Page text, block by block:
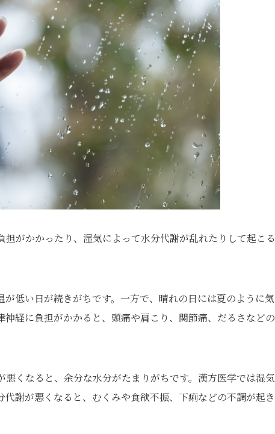
がかかったり、湿気によって水分代謝が乱れたりして起こる
低い日が続きがちです。一方で、晴れの日には夏のように気
経に負担がかかると、頭痛や肩こり、関節痛、だるさなどの
くなると、余分な水分がたまりがちです。漢方医学では湿気
謝が悪くなると、むくみや食欲不振、下痢などの不調が起き